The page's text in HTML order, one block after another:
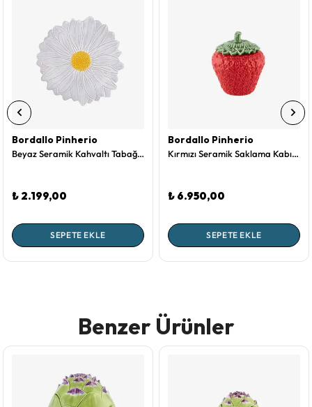
Bordallo Pinherio
Beyaz Seramik Kahvaltı Tabağı 23 Cm Maria Flor Collection by Bordallo Pinheiro
₺ 2.199,00
SEPETE EKLE
Bordallo Pinherio
Kırmızı Seramik Saklama Kabı 1000 Ml Strawberries Collection by
₺ 6.950,00
SEPETE EKLE
Benzer Ürünler